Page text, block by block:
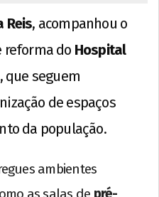
Reis, acompanhou o
reforma do Hospital
, que seguem
de espaços
da população.
ambientes